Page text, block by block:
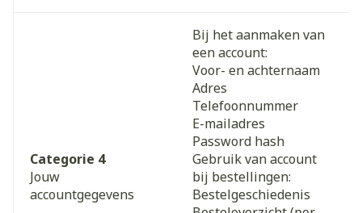
Categorie 4
Jouw
accountgegevens
Bij het aanmaken van
een account:
Voor- en achternaam
Adres
Telefoonnummer
E-mailadres
Password hash
Gebruik van account
bij bestellingen:
Bestelgeschiedenis